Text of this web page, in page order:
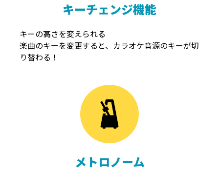
キーチェンジ機能
キーの高さを変えられる
楽曲のキーを変更すると、カラオケ音源のキーが切
り替わる！
メトロノーム